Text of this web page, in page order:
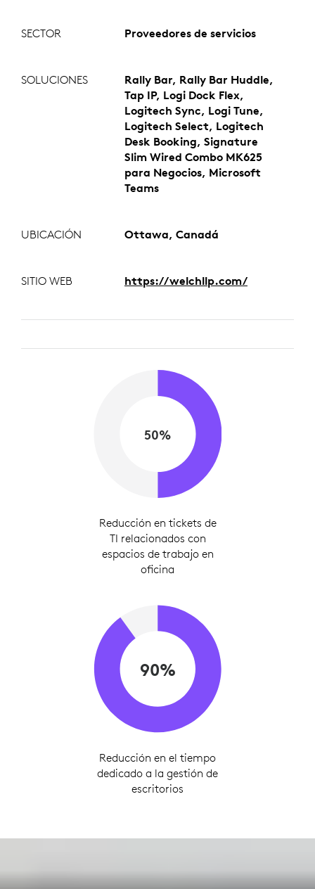
SECTOR Proveedores de servicios
SOLUCIONES
Rally Bar, Rally Bar Huddle,
Tap IP, Logi Dock Flex,
Logitech Sync, Logi Tune,
Logitech Select, Logitech
Desk Booking, Signature
Slim Wired Combo MK625
para Negocios, Microsoft
Teams
UBICACIÓN Ottawa, Canadá
SITIO WEB https://welchllp.com/
50%
Reducción en tickets de
TI relacionados con
espacios de trabajo en
oficina
90%
Reducción en el tiempo
dedicado a la gestión de
escritorios